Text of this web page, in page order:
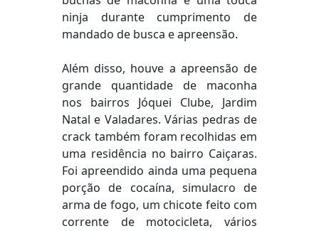
ninja durante cumprimento de
mandado de busca e apreensão.
Além disso, houve a apreensão de
grande quantidade de maconha
nos bairros Jóquei Clube, Jardim
Natal e Valadares. Várias pedras de
crack também foram recolhidas em
uma residência no bairro Caiçaras.
Foi apreendido ainda uma pequena
porção de cocaína, simulacro de
arma de fogo, um chicote feito com
corrente de motocicleta, vários